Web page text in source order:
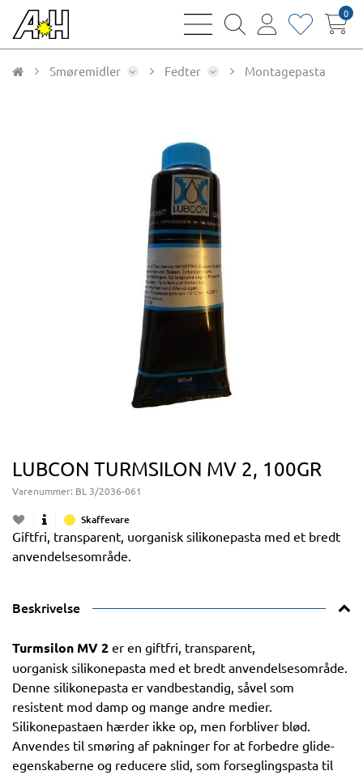
bars
magnifying
user
heart0
Smøremidler Fedter Montagepasta
LUBCON TURMSILON MV 2, 100GR
Varenummer: BL 3/2036-061
Skaffevare
Giftfri, transparent, uorganisk silikonepasta med et bredt
anvendelsesområde.
Beskrivelse
Turmsilon MV 2 er en giftfri, transparent,
uorganisk silikonepasta med et bredt anvendelsesområde.
Denne silikonepasta er vandbestandig, såvel som
resistent mod damp og mange andre medier.
Silikonepastaen hærder ikke op, men forbliver blød.
Anvendes til smøring af pakninger for at forbedre glide-
egenskaberne og reducere slid, som forseglingspasta til